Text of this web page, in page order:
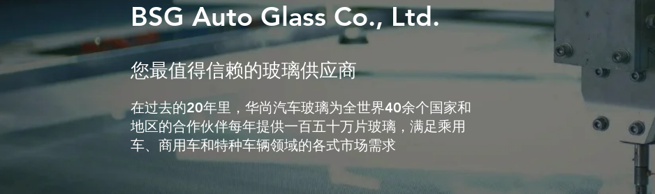
BSG Auto Glass Co., Ltd.
​您最值得信赖的玻璃供应商
在过去的20年里，华尚汽车玻璃为全世界40余个国家和
地区的合作伙伴每年提供一百五十万片玻璃，满足乘用
车、商用车和特种车辆领域的各式市场需求